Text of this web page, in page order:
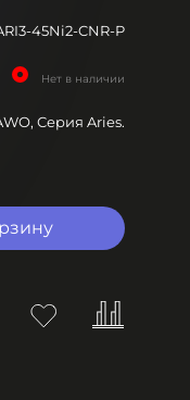
45Ni2-CNR-P
Нет в наличии
Серия Aries.